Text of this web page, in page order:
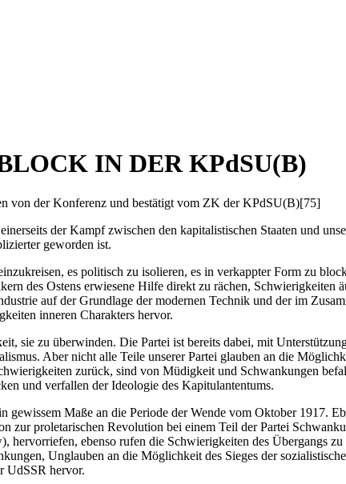
IN DER KPdSU(B)
von der Konferenz und bestätigt vom ZK der KPdSU(B)[75]
der Kampf zwischen den kapitalistischen Staaten und
geworden ist.
es politisch zu isolieren, es in verkappter Form zu
des Ostens erwiesene Hilfe direkt zu rächen, Schwierigkeiten
auf der Grundlage der modernen Technik und der im
inneren Charakters hervor.
sie zu überwinden. Die Partei ist bereits dabei, mit
Aber nicht alle Teile unserer Partei glauben an die
zurück, sind von Müdigkeit und Schwankungen
und verfallen der Ideologie des Kapitulantentums.
gewissem Maße an die Periode der Wende vom Oktober 1917.
zur proletarischen Revolution bei einem Teil der Partei
ebenso rufen die Schwierigkeiten des Übergangs
Unglauben an die Möglichkeit des Sieges der
UdSSR hervor.